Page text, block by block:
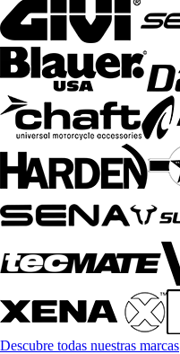
Descubre todas nuestras marcas